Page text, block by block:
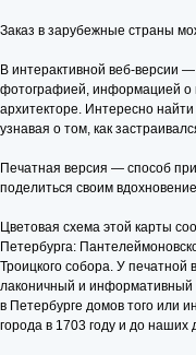
Заказ в зарубежные страны
В интерактивной веб-версии —
фотографией, информацией о
архитекторе. Интересно найти
узнавая о том, как
Печатная версия — способ
поделиться своим
Цветовая схема этой карты
Петербурга:
Троицкого собора. У печатной
лаконичный и информативный
в Петербурге домов того или
города в 1703 году и до наших